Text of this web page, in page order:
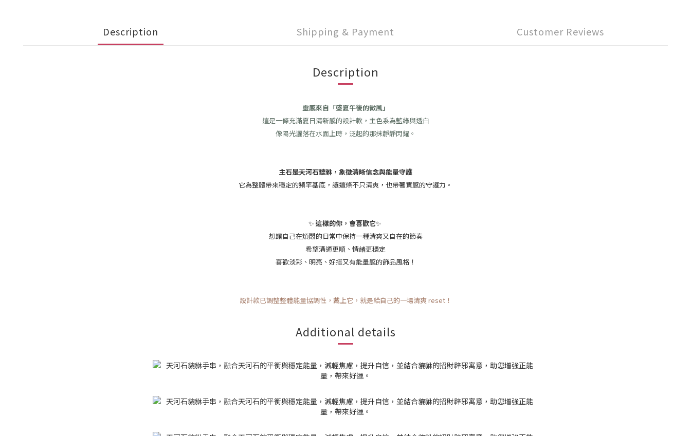
Description Shipping & Payment Customer Reviews
Description
靈感來自「盛夏午後的微風」
這是一條充滿夏日清新感的設計款，主色系為藍綠與透白
像陽光灑落在水面上時，泛起的那抹靜靜閃耀。
主石是天河石貔貅，象徵清晰信念與能量守護
它為整體帶來穩定的頻率基底，讓這條不只清爽，也帶著實感的守護力。
✨ 這樣的你，會喜歡它✨
想讓自己在煩悶的日常中保持一種清爽又自在的節奏
希望溝通更順、情緒更穩定
喜歡淡彩、明亮、好搭又有能量感的飾品風格！
設計款已調整整體能量協調性，戴上它，就是給自己的一場清爽 reset！
Additional details